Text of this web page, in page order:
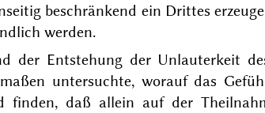
beschränkend ein Drittes
werden.
der Entstehung der Unlauterkeit
untersuchte, worauf das
finden, daß allein auf der